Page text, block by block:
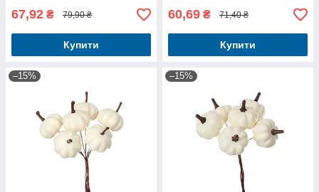
67,92 ₴ 79,90 ₴
Купити
60,69 ₴ 71,40 ₴
Купити
–15% –15%